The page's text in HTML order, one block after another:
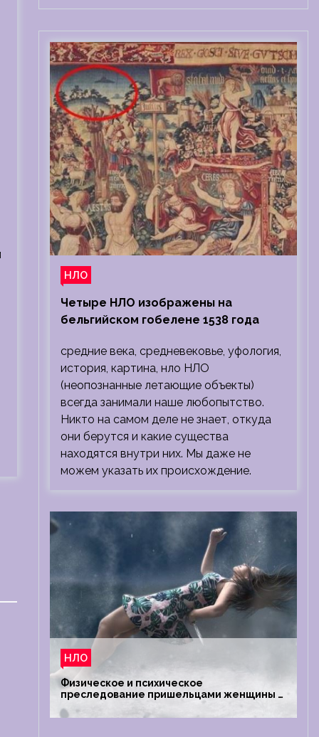
НЛО
Четыре НЛО изображены на
бельгийском гобелене 1538 года
средние века, средневековье, уфология,
история, картина, нло НЛО
(неопознанные летающие объекты)
всегда занимали наше любопытство.
Никто на самом деле не знает, откуда
они берутся и какие существа
находятся внутри них. Мы даже не
можем указать их происхождение.
НЛО
Физическое и психическое
преследование пришельцами женщины в